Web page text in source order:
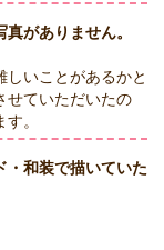
がありません。
しいことがあるかと
せていただいたの
。
・和装で描いていた